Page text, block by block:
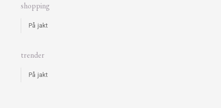
shopping
På jakt
trender
På jakt